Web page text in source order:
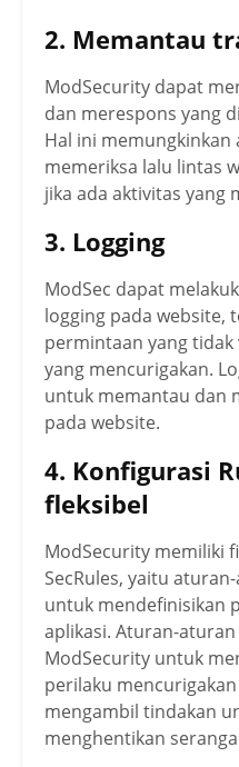
2. Memantau
ModSecurity dapat
dan merespons yang
Hal ini
memeriksa lalu lintas
jika ada aktivitas yang
3. Logging
ModSec dapat
logging pada website,
permintaan yang tidak
yang mencurigakan.
untuk memantau dan
pada website.
4. Konfigurasi
fleksibel
ModSecurity memiliki
SecRules, yaitu
untuk mendefinisikan
aplikasi. Aturan-
ModSecurity untuk
perilaku
mengambil tindakan
menghentikan